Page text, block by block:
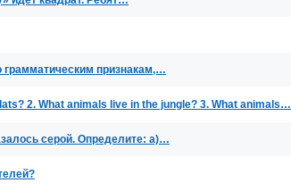
признакам,…
2. What animals live in the jungle? 3. What animals…
серой. Определите: а)…